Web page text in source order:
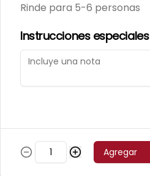
Mortadela Jamonada
Rinde para 5-6 personas
Instrucciones especiales
Agregar